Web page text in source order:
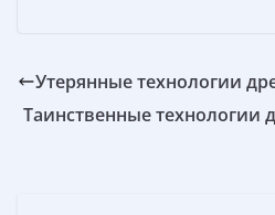
Утерянные технологии
Таинственные технологии